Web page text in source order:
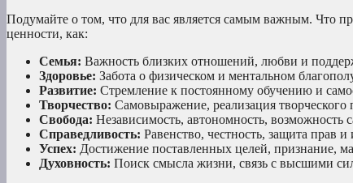
Подумайте о том, что для вас является самым важным. Что
ценности, как:
Семья: Важность близких отношений, любви и
Здоровье: Забота о физическом и ментальном
Развитие: Стремление к постоянному обучению и
Творчество: Самовыражение, реализация творческого
Свобода: Независимость, автономность, возможность
Справедливость: Равенство, честность, защита прав и
Успех: Достижение поставленных целей, признание,
Духовность: Поиск смысла жизни, связь с высшими